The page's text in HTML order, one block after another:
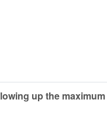
up the